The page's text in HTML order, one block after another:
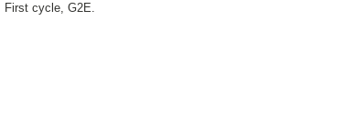
First cycle, G2E.